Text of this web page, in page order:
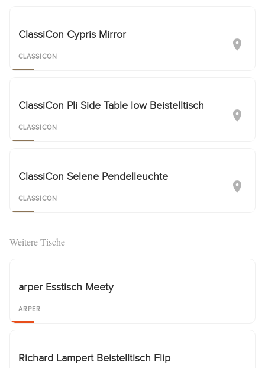
ClassiCon Cypris Mirror
CLASSICON
ClassiCon Pli Side Table low Beistelltisch
CLASSICON
ClassiCon Selene Pendelleuchte
CLASSICON
Weitere Tische
arper Esstisch Meety
ARPER
Richard Lampert Beistelltisch Flip